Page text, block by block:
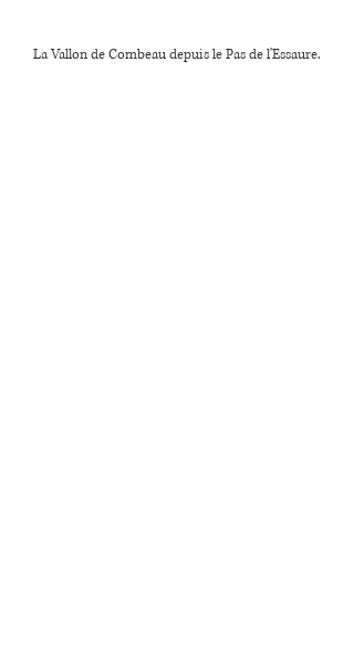
La Vallon de Combeau depuis le Pas de l'Essaure.